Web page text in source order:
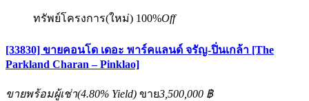
ทรัพย์โครงการ(ใหม่) 100%Off
[33830] ขายคอนโด เดอะ พาร์คแลนด์ จรัญ-ปิ่นเกล้า [The
Parkland Charan – Pinklao]
ขายพร้อมผู้เช่า(4.80% Yield) ขาย3,500,000 ฿